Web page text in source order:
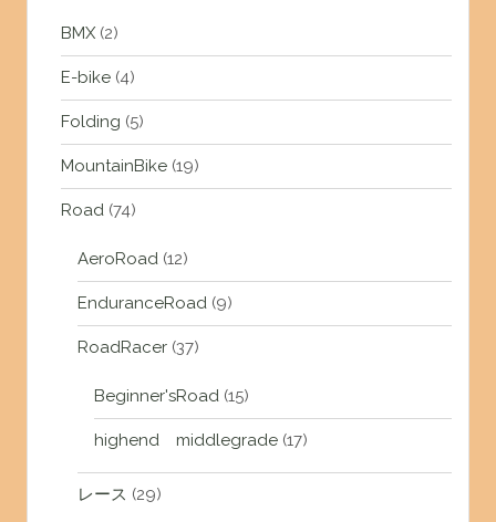
BMX(2)
E-bike(4)
Folding (5)
MountainBike(19)
Road(74)
AeroRoad(12)
EnduranceRoad(9)
RoadRacer(37)
Beginner'sRoad(15)
highend middlegrade(17)
レース (29)